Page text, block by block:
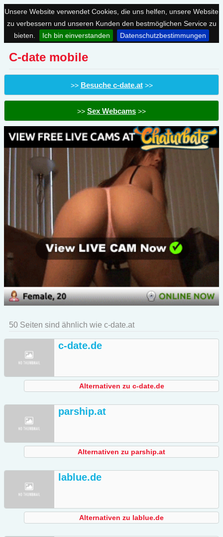
Unsere Website verwendet Cookies, die uns helfen, unsere Website
zu verbessern und unseren Kunden den bestmöglichen Service zu
bieten.
Ich bin einverstanden Datenschutzbestimmungen
C-date mobile
>> Besuche c-date.at>>
>> Sex Webcams >>
50 Seiten sind ähnlich wie c-date.at
c-date.de
Alternativen zu c-date.de
parship.at
Alternativen zu parship.at
lablue.de
Alternativen zu lablue.de